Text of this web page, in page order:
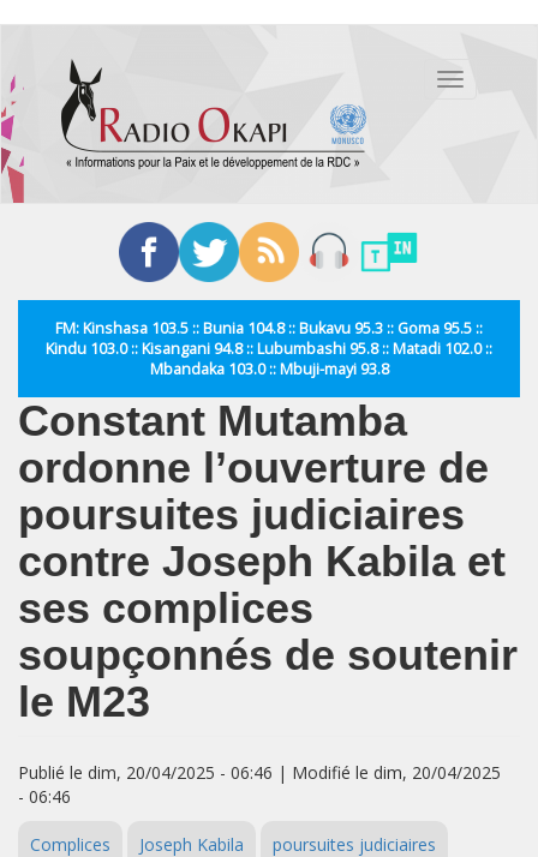
contenu
principal
Toggle
FM: Kinshasa 103.5 :: Bunia 104.8 :: Bukavu 95.3 :: Goma 95.5 ::
Kindu 103.0 :: Kisangani 94.8 :: Lubumbashi 95.8 :: Matadi 102.0 ::
Mbandaka 103.0 :: Mbuji-mayi 93.8
Constant Mutamba
ordonne l’ouverture de
poursuites judiciaires
contre Joseph Kabila et
ses complices
soupçonnés de soutenir
le M23
Publié le dim, 20/04/2025 - 06:46 | Modifié le dim, 20/04/2025
- 06:46
Complices Joseph Kabila poursuites judiciaires